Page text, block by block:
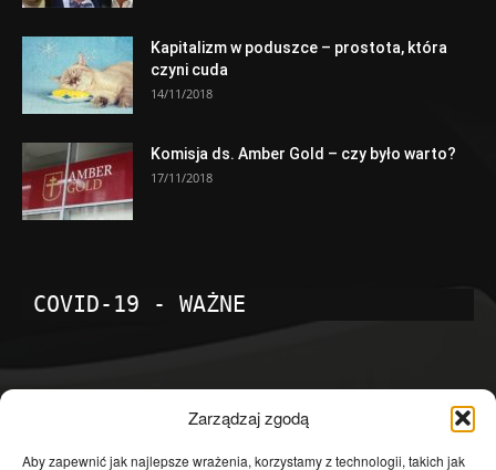
Zarządzaj zgodą
Aby zapewnić jak najlepsze wrażenia, korzystamy z technologii, takich jak
Kapitalizm w poduszce – prostota, która
czyni cuda
14/11/2018
Komisja ds. Amber Gold – czy było warto?
17/11/2018
COVID-19 - WAŻNE
Temat dnia 4601